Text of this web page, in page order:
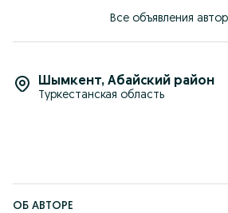
Все объявления
Шымкент, Абайский район
Туркестанская область
ОБ АВТОРЕ